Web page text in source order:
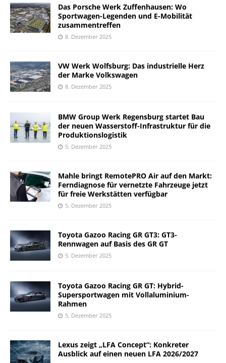
Das Porsche Werk Zuffenhausen: Wo
Sportwagen-Legenden und E-Mobilität
zusammentreffen
8. Dezember 2025
VW Werk Wolfsburg: Das industrielle Herz
der Marke Volkswagen
8. Dezember 2025
BMW Group Werk Regensburg startet Bau
der neuen Wasserstoff-Infrastruktur für die
Produktionslogistik
5. Dezember 2025
Mahle bringt RemotePRO Air auf den Markt:
Ferndiagnose für vernetzte Fahrzeuge jetzt
für freie Werkstätten verfügbar
5. Dezember 2025
Toyota Gazoo Racing GR GT3: GT3-
Rennwagen auf Basis des GR GT
5. Dezember 2025
Toyota Gazoo Racing GR GT: Hybrid-
Supersportwagen mit Vollaluminium-
Rahmen
5. Dezember 2025
Lexus zeigt „LFA Concept“: Konkreter
Ausblick auf einen neuen LFA 2026/2027